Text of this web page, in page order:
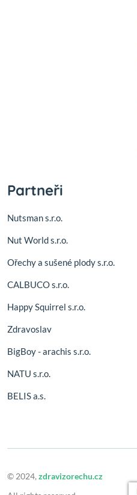
Partneři
Nutsman s.r.o.
Nut World s.r.o.
Ořechy a sušené plody s.r.o.
CALBUCO s.r.o.
Happy Squirrel s.r.o.
Zdravoslav
BigBoy - arachis s.r.o.
NATU s.r.o.
BELIS a.s.
© 2024, zdravizorechu.cz